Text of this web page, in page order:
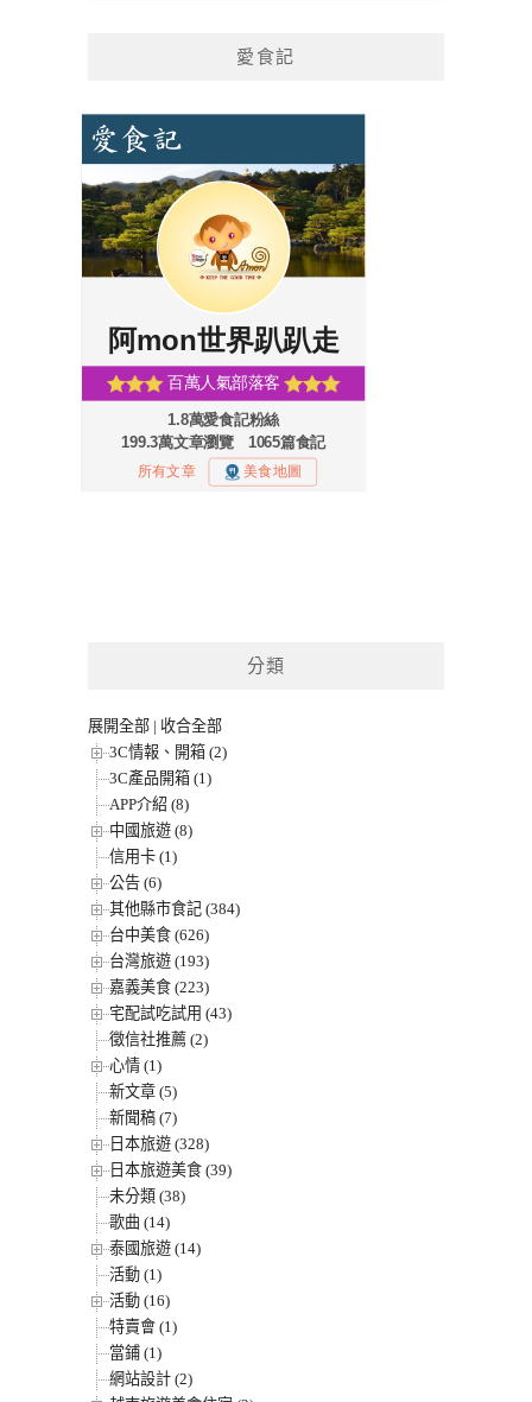
愛食記
分類
展開全部 | 收合全部
3C情報、開箱 (2)
3C產品開箱 (1)
APP介紹 (8)
中國旅遊 (8)
信用卡 (1)
公告 (6)
其他縣市食記 (384)
台中美食 (626)
台灣旅遊 (193)
嘉義美食 (223)
宅配試吃試用 (43)
徵信社推薦 (2)
心情 (1)
新文章 (5)
新聞稿 (7)
日本旅遊 (328)
日本旅遊美食 (39)
未分類 (38)
歌曲 (14)
泰國旅遊 (14)
活動 (1)
活動 (16)
特賣會 (1)
當鋪 (1)
網站設計 (2)